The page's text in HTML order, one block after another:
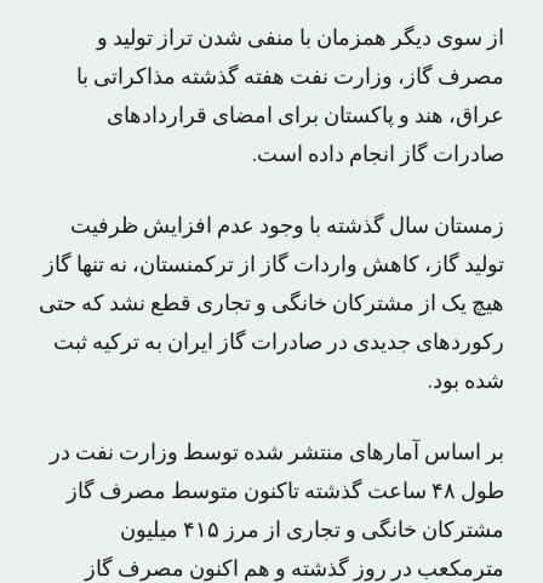
از سوی دیگر همزمان با منفی شدن تراز تولید و
مصرف گاز، وزارت نفت هفته گذشته مذاکراتی با
عراق، هند و پاکستان برای امضای قراردادهای
صادرات گاز انجام داده است.
زمستان سال گذشته با وجود عدم افزایش ظرفیت
تولید گاز، کاهش واردات گاز از ترکمنستان، نه تنها گاز
هیچ یک از مشترکان خانگی و تجاری قطع نشد که حتی
رکوردهای جدیدی در صادرات گاز ایران به ترکیه ثبت
شده بود.
بر اساس آمارهای منتشر شده توسط وزارت نفت در
طول ۴۸ ساعت گذشته تاکنون متوسط مصرف گاز
مشترکان خانگی و تجاری از مرز ۴۱۵ میلیون
مترمکعب در روز گذشته و هم اکنون مصرف گاز